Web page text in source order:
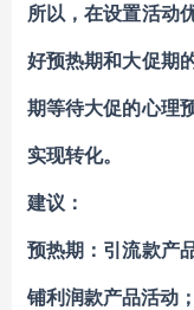
所以，在设置活动
好预热期和大促期
期等待大促的心理
实现转化。
建议：
预热期： 引流款产
铺利润款产品活动；